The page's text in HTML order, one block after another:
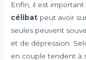
Enfin, il est
célibat peut avoir
seules peuvent
et de dépression.
en couple tendent à